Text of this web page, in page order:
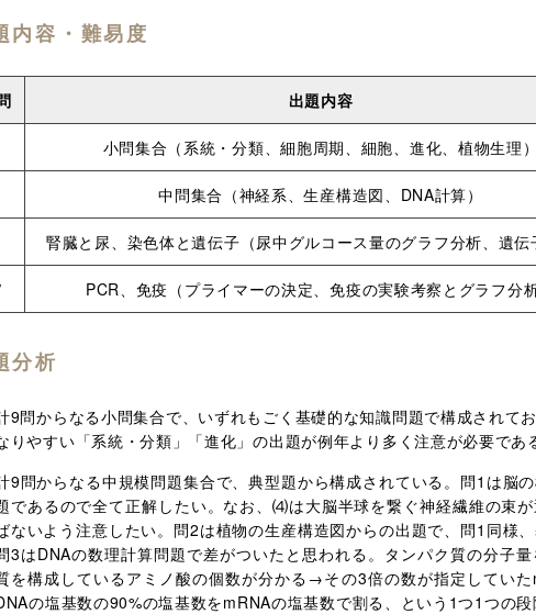
内容・難易度
出題内容
小問集合 （系統・分類、細胞周期、細胞、進化、植物生理）
中問集合 （神経系、生産構造図、DNA計算）
腎臓と尿、染色体と遺伝子 （尿中グルコース量のグラフ分析、遺伝
PCR、免疫 （プライマーの決定、免疫の実験考察とグラフ分析
分析
9問からなる小問集合で、いずれもごく基礎的な知識問題で構成されて
りやすい「系統・分類」「進化」の出題が例年より多く注意が必要であ
9問からなる中規模問題集合で、典型題から構成されている。問1は脳
であるので全て正解したい。なお、⑷は大脳半球を繋ぐ神経繊維の束
ないよう注意したい。問2は植物の生産構造図からの出題で、問1同様
3はDNAの数理計算問題で差がついたと思われる。タンパク質の分子
を構成しているアミノ酸の個数が分かる→その3倍の数が指定してい
の塩基数の90%の塩基数をmRNAの塩基数で割る、という1つ1つの段